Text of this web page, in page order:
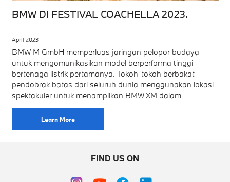
BMW DI FESTIVAL COACHELLA 2023.
April 2023
BMW M GmbH memperluas jaringan pelopor budaya
untuk mengomunikasikan model berperforma tinggi
bertenaga listrik pertamanya. Tokoh-tokoh berbakat
pendobrak batas dari seluruh dunia menggunakan lokasi
spektakuler untuk menampilkan BMW XM dalam
Learn More
FIND US ON